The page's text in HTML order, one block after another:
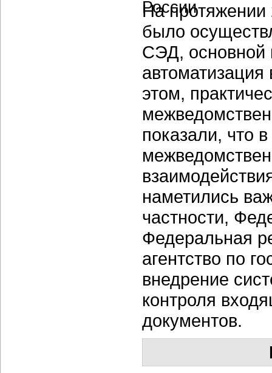
На протяжении
было
СЭД, основной
автоматизация
этом,
показали, что
наметились
частности,
Федеральная
агентство по
внедрение
контроля
документов.